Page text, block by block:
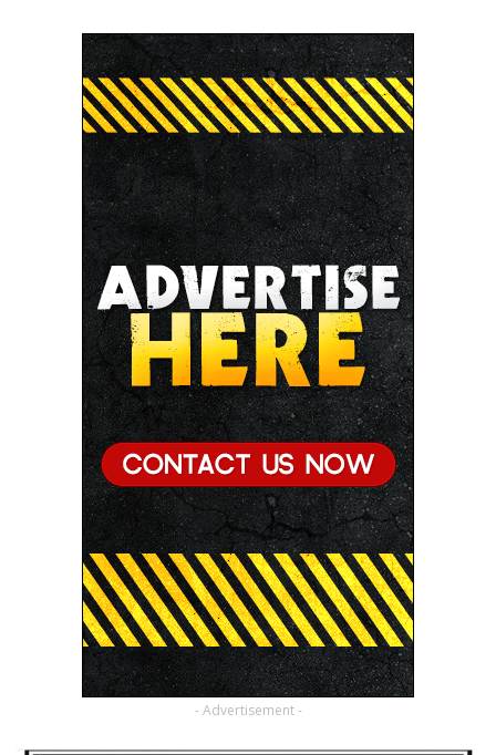
- Advertisement -